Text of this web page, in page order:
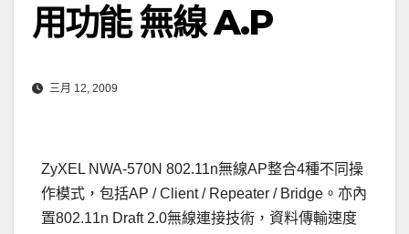
用功能 無線 A.P
三月 12, 2009
ZyXEL NWA-570N 802.11n無線AP整合4種不同操
作模式，包括AP / Client / Repeater / Bridge。亦內
置802.11n Draft 2.0無線連接技術，資料傳輸速度